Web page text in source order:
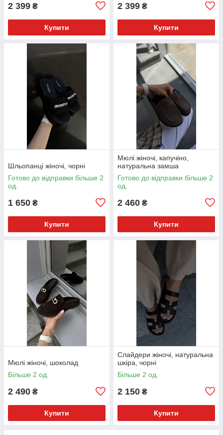
2 399 ₴
Купити
2 399 ₴
Купити
Шльопанці жіночі, чорні
Готово до відправки більше 2
од.
1 650 ₴
Купити
Мюлі жіночі, капучіно,
натуральна замша
Готово до відправки більше 2
од.
2 460 ₴
Купити
Мюлі жіночі, шоколад
Більше 2 од.
2 490 ₴
Купити
Слайдери жіночі, натуральна
шкіра, чорні
Більше 2 од.
2 150 ₴
Купити